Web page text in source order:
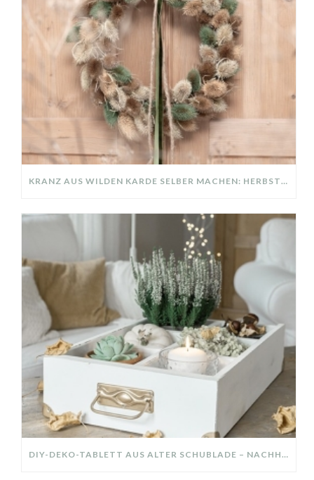
KRANZ AUS WILDEN KARDE SELBER MACHEN: HERBSTDEKO GANZ EINFACH
DIY-DEKO-TABLETT AUS ALTER SCHUBLADE – NACHHALTIGE HERBSTDEKO SELBER MACHEN!